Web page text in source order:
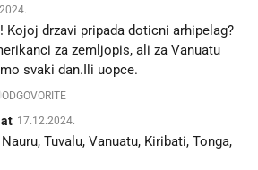
Kojoj drzavi pripada doticni arhipelag?
za zemljopis, ali za Vanuatu
svaki dan.Ili uopce.
ODGOVORITE
17.12.2024.
Tuvalu, Vanuatu, Kiribati, Tonga,